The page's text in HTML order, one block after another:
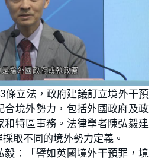
條立法，政府建議訂立境外干預
合境外勢力，包括外國政府及政
和特區事務。法律學者陳弘毅建
取不同的境外勢力定義。
毅：「譬如英國境外干預罪，境